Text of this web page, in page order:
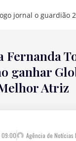
Fernanda
ganhar
Atriz
09:00 Agência de Notícias